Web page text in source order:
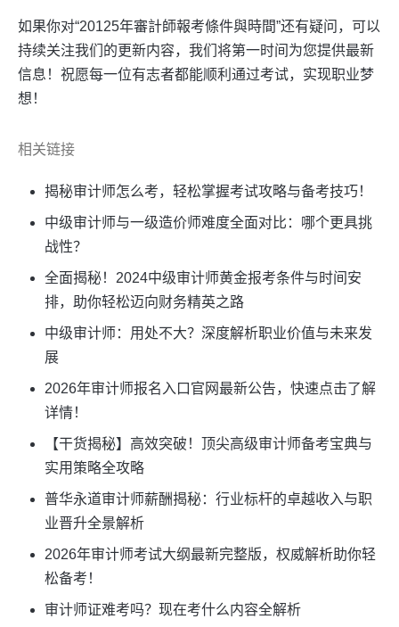
如果你对“20125年審計師報考條件與時間”还有疑问，可以
持续关注我们的更新内容，我们将第一时间为您提供最新
信息！祝愿每一位有志者都能顺利通过考试，实现职业梦
想！
相关链接
揭秘审计师怎么考，轻松掌握考试攻略与备考技巧！
中级审计师与一级造价师难度全面对比：哪个更具挑
战性？
全面揭秘！2024中级审计师黄金报考条件与时间安
排，助你轻松迈向财务精英之路
中级审计师：用处不大？深度解析职业价值与未来发
展
2026年审计师报名入口官网最新公告，快速点击了解
详情！
【干货揭秘】高效突破！顶尖高级审计师备考宝典与
实用策略全攻略
普华永道审计师薪酬揭秘：行业标杆的卓越收入与职
业晋升全景解析
2026年审计师考试大纲最新完整版，权威解析助你轻
松备考！
审计师证难考吗？现在考什么内容全解析